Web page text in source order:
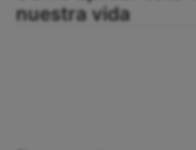
nuestra vida